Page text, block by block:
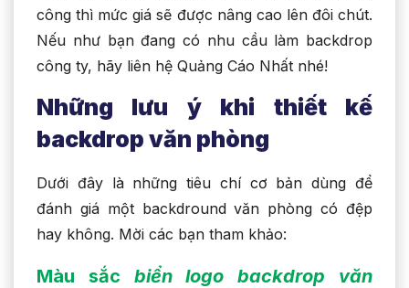
công thì mức giá sẽ được nâng cao lên đôi chút.
Nếu như bạn đang có nhu cầu làm backdrop
công ty, hãy liên hệ Quảng Cáo Nhất nhé!
Những lưu ý khi thiết kế
backdrop văn phòng
Dưới đây là những tiêu chí cơ bản dùng để
đánh giá một backdround văn phòng có đệp
hay không. Mời các bạn tham khảo:
Màu sắc
biển logo backdrop văn